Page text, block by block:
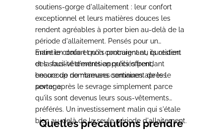
soutiens-gorge d'allaitement : leur confort
exceptionnel et leurs matières douces les
rendent agréables à porter bien au-delà de la
période d'allaitement. Pensés pour un
maintien doux et non contraignant, ils restent
des sous-vêtements appréciés pendant
encore de nombreuses semaines après le
sevrage.
Entre le confort qu'ils procurent au quotidien
et la facilité d'entretien qu'ils offrent,
beaucoup de mamans continuent de les
porter après le sevrage simplement parce
qu'ils sont devenus leurs sous-vêtements
préférés. Un investissement malin qui s'étale
bien au-delà de la seule période d'allaitement.
Quelles précautions prendre